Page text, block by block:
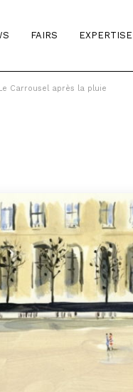
FAIRS EXPERTISE
Carrousel après la pluie